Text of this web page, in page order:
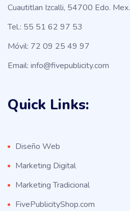
Cuautitlan Izcalli, 54700 Edo. Mex.
Tel.: 55 51 62 97 53
Móvil: 72 09 25 49 97
Email: info@fivepublicity.com
Quick Links:
Diseño Web
Marketing Digital
Marketing Tradicional
FivePublicityShop.com